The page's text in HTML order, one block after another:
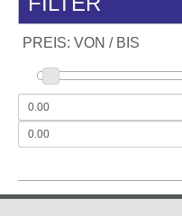
PREIS: VON / BIS